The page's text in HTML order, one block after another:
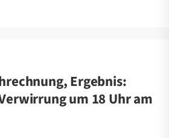
Ergebnis:
um 18 Uhr am